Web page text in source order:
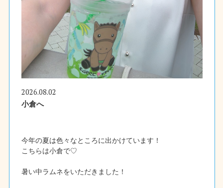
2026.08.02
小倉へ
今年の夏は色々なところに出かけています！
こちらは小倉で♡
暑い中ラムネをいただきました！